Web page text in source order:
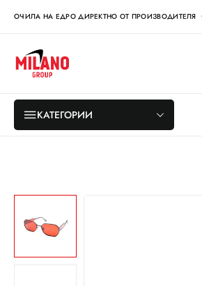
ОЧИЛА НА ЕДРО ДИРЕКТНО ОТ ПРОИЗВОДИТЕЛЯ
КАТЕГОРИИ